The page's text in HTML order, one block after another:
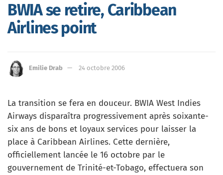
BWIA se retire, Caribbean
Airlines point
Emilie Drab 24 octobre 2006
La transition se fera en douceur. BWIA West Indies
Airways disparaîtra progressivement après soixante-
six ans de bons et loyaux services pour laisser la
place à Caribbean Airlines. Cette dernière,
officiellement lancée le 16 octobre par le
gouvernement de Trinité-et-Tobago, effectuera son